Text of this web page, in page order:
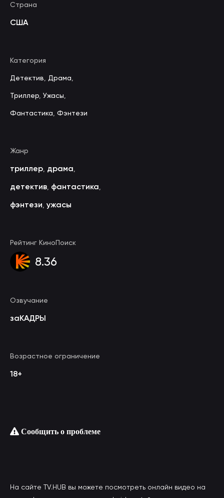
Страна
США
Категория
Детектив Драма
Триллер Ужасы
Фантастика Фэнтези
Жанр
триллер драма
детектив фантастика
фэнтези ужасы
Рейтинг КиноПоиск
8.36
Озвучание
заКАДРЫ
Возрастное ограничение
18+
Сообщить о проблеме
На сайте TV.HUB вы можете посмотреть онлайн видео на